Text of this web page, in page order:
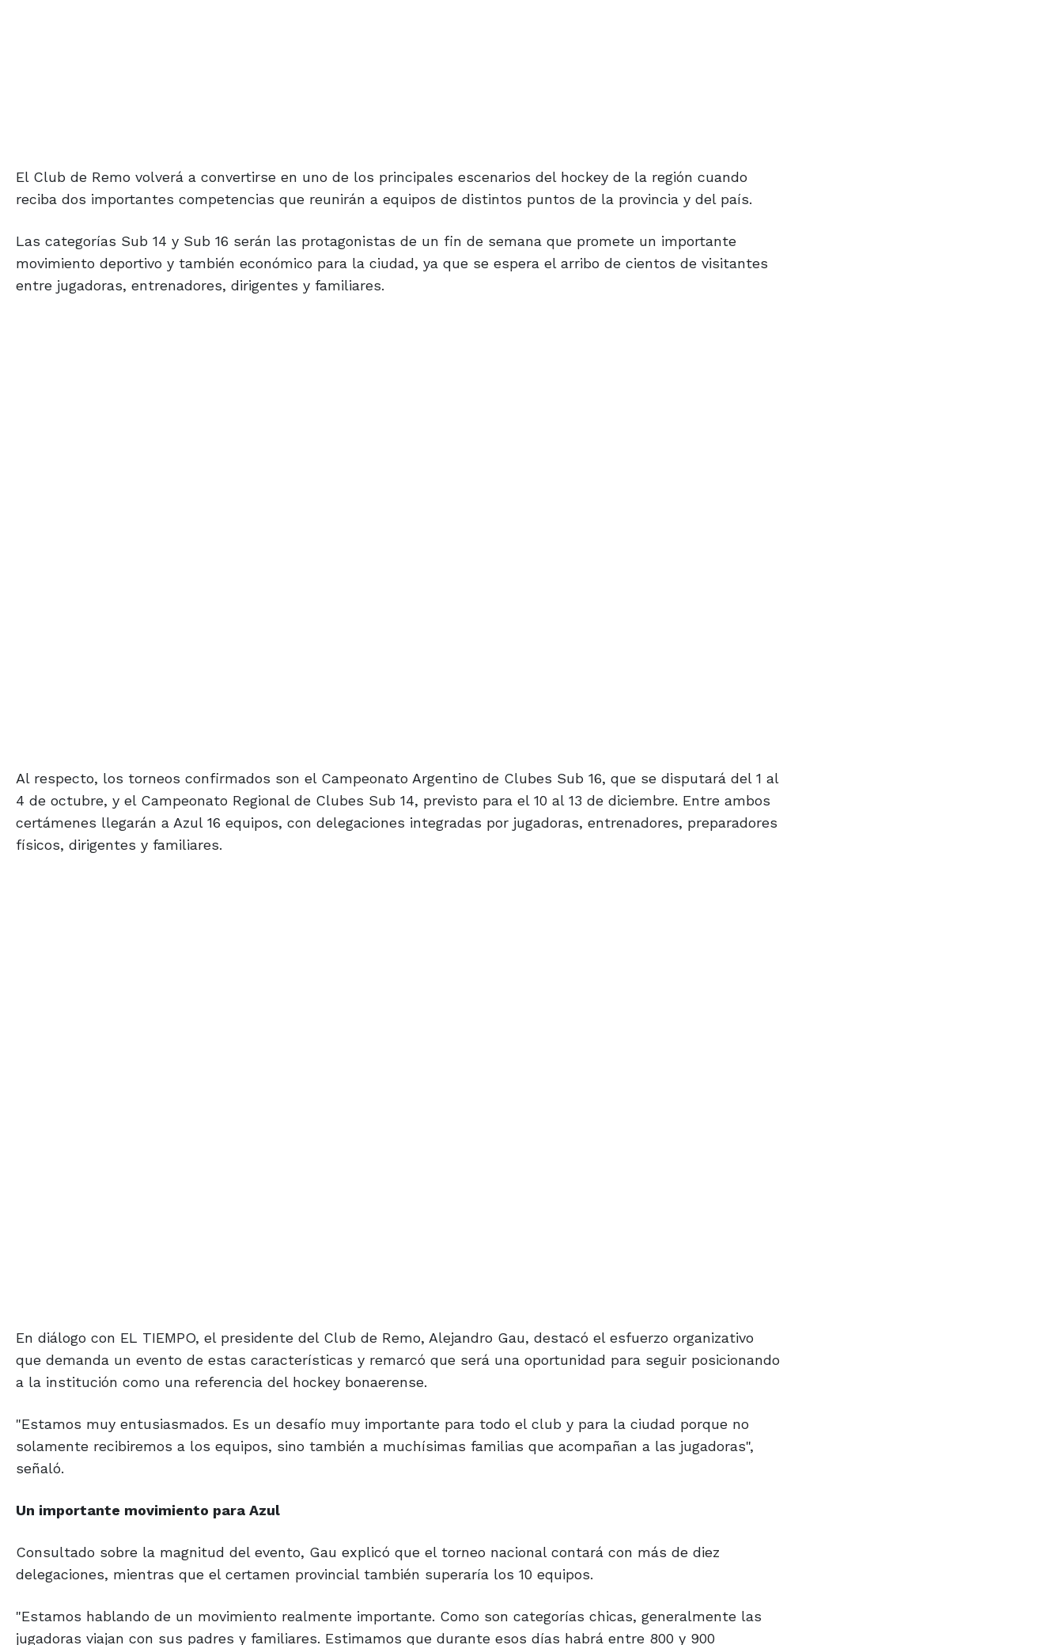
El Club de Remo volverá a convertirse en uno de los principales escenarios del hockey de la región cuando
reciba dos importantes competencias que reunirán a equipos de distintos puntos de la provincia y del país.
Las categorías Sub 14 y Sub 16 serán las protagonistas de un fin de semana que promete un importante
movimiento deportivo y también económico para la ciudad, ya que se espera el arribo de cientos de visitantes
entre jugadoras, entrenadores, dirigentes y familiares.
Al respecto, los torneos confirmados son el Campeonato Argentino de Clubes Sub 16, que se disputará del 1 al
4 de octubre, y el Campeonato Regional de Clubes Sub 14, previsto para el 10 al 13 de diciembre. Entre ambos
certámenes llegarán a Azul 16 equipos, con delegaciones integradas por jugadoras, entrenadores, preparadores
físicos, dirigentes y familiares.
En diálogo con EL TIEMPO, el presidente del Club de Remo, Alejandro Gau, destacó el esfuerzo organizativo
que demanda un evento de estas características y remarcó que será una oportunidad para seguir posicionando
a la institución como una referencia del hockey bonaerense.
"Estamos muy entusiasmados. Es un desafío muy importante para todo el club y para la ciudad porque no
solamente recibiremos a los equipos, sino también a muchísimas familias que acompañan a las jugadoras",
señaló.
Un importante movimiento para Azul
Consultado sobre la magnitud del evento, Gau explicó que el torneo nacional contará con más de diez
delegaciones, mientras que el certamen provincial también superaría los 10 equipos.
"Estamos hablando de un movimiento realmente importante. Como son categorías chicas, generalmente las
jugadoras viajan con sus padres y familiares. Estimamos que durante esos días habrá entre 800 y 900